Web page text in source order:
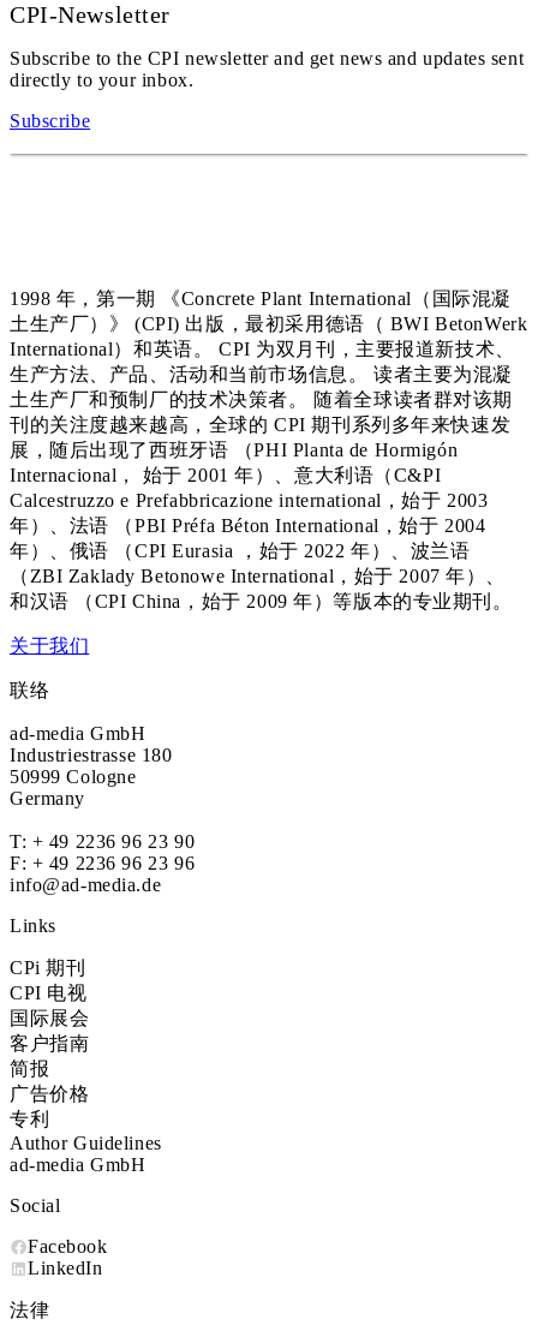
CPI-Newsletter
Subscribe to the CPI newsletter and get news and updates sent
directly to your inbox.
Subscribe
1998 年，第一期 《Concrete Plant International（国际混凝
土生产厂）》 (CPI) 出版，最初采用德语（ BWI BetonWerk
International）和英语。 CPI 为双月刊，主要报道新技术、
生产方法、产品、活动和当前市场信息。 读者主要为混凝
土生产厂和预制厂的技术决策者。 随着全球读者群对该期
刊的关注度越来越高，全球的 CPI 期刊系列多年来快速发
展，随后出现了西班牙语 （PHI Planta de Hormigón
Internacional， 始于 2001 年）、意大利语（C&PI
Calcestruzzo e Prefabbricazione international，始于 2003
年）、法语 （PBI Préfa Béton International，始于 2004
年）、俄语 （CPI Eurasia ，始于 2022 年）、波兰语
（ZBI Zaklady Betonowe International，始于 2007 年）、
和汉语 （CPI China，始于 2009 年）等版本的专业期刊。
关于我们
联络
ad-media GmbH
Industriestrasse 180
50999 Cologne
Germany
T: + 49 2236 96 23 90
F: + 49 2236 96 23 96
info@ad-media.de
Links
CPi 期刊
CPI 电视
国际展会
客户指南
简报
广告价格
专利
Author Guidelines
ad-media GmbH
Social
Facebook
LinkedIn
法律